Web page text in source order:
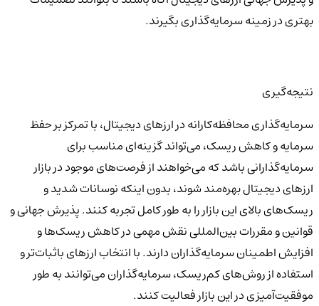
بهتری در زمینه سرمایه‌گذاری بگیرند.
نتیجه‌گیری
سرمایه‌گذاری محافظه‌کارانه در ارزهای دیجیتال، با تمرکز بر حفظ
سرمایه و کاهش ریسک، می‌تواند گزینه‌ای مناسب برای
سرمایه‌گذارانی باشد که می‌خواهند از فرصت‌های موجود در بازار
ارزهای دیجیتال بهره‌مند شوند، بدون اینکه نوسانات شدید و
ریسک‌های بالای این بازار را به طور کامل تجربه کنند. پذیرش جهانی و
قوانین و مقررات بین‌المللی نقش مهمی در کاهش ریسک‌ها و
افزایش اطمینان سرمایه‌گذاران دارند. با انتخاب ارزهای باثبات‌تر و
استفاده از روش‌های کم‌ریسک، سرمایه‌گذاران می‌توانند به طور
موفقیت‌آمیزی در این بازار فعالیت کنند.